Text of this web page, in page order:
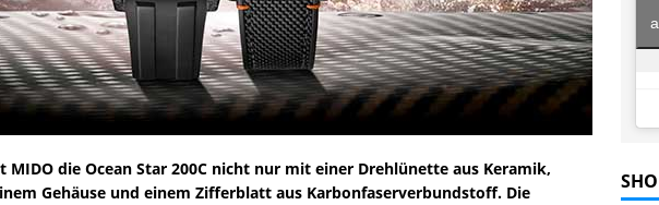
MIDO die Ocean Star 200C nicht nur mit einer Drehlünette aus Keramik,
Gehäuse und einem Zifferblatt aus Karbonfaserverbundstoff. Die